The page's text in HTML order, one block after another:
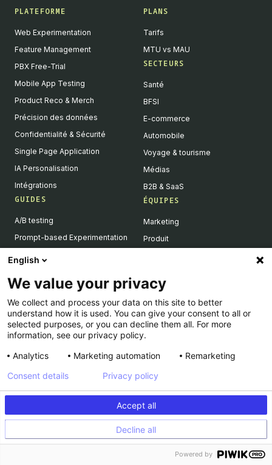
PLATEFORME
Web Experimentation
Feature Management
PBX Free-Trial
Mobile App Testing
Product Reco & Merch
Précision des données
Confidentialité & Sécurité
Single Page Application
IA Personalisation
Intégrations
GUIDES
A/B testing
Prompt-based Experimentation
Feature Experimentation
L'IA & l'A/B testing
Client-Side vs Server-Side
PLANS
Tarifs
MTU vs MAU
SECTEURS
Santé
BFSI
E-commerce
Automobile
Voyage & tourisme
Médias
B2B & SaaS
ÉQUIPES
Marketing
Produit
RESSOURCES
Success Stories
Academy
Dev Docs
ENTREPRISE
À propos
Carrière
Nous contacter
Support
INFORMATIONS LÉGALES
English
We value your privacy
We collect and process your data on this site to better
understand how it is used. You can give your consent to all or
selected purposes, or you can decline them all. For more
information, see our privacy policy.
Analytics
Marketing automation Remarketing
Accept all
Decline all
Consent details Privacy policy
Powered by